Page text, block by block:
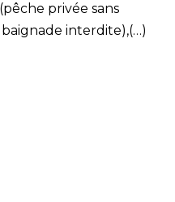
privée sans
interdite),(…)